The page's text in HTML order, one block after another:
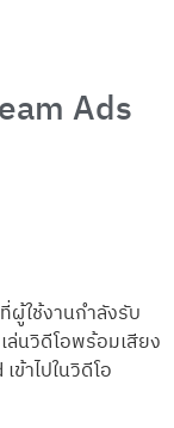
Ads
ผู้ใช้งานกำลังรับ
นวิดีโอพร้อมเสียง
าไปในวิดีโอ